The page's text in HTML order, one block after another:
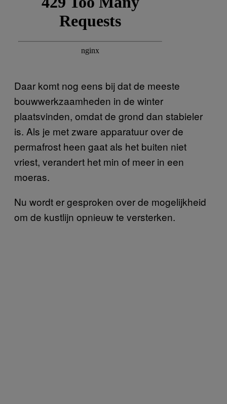
Daar komt nog eens bij dat de meeste
bouwwerkzaamheden in de winter
plaatsvinden, omdat de grond dan stabieler
is. Als je met zware apparatuur over de
permafrost heen gaat als het buiten niet
vriest, verandert het min of meer in een
moeras.
Nu wordt er gesproken over de mogelijkheid
om de kustlijn opnieuw te versterken.